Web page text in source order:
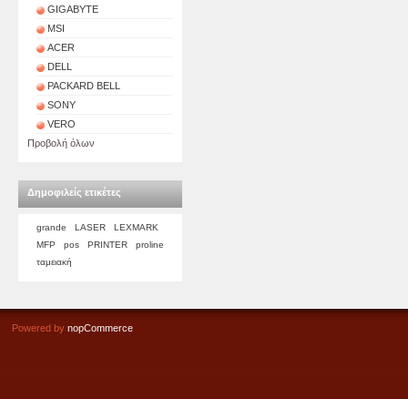
GIGABYTE
MSI
ACER
DELL
PACKARD BELL
SONY
VERO
Προβολή όλων
Δημοφιλείς ετικέτες
grande LASER
LEXMARK
MFP
pos PRINTER
proline
ταμειακή
Powered by nopCommerce